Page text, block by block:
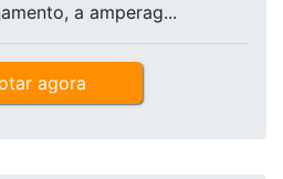
a amperag...
agora